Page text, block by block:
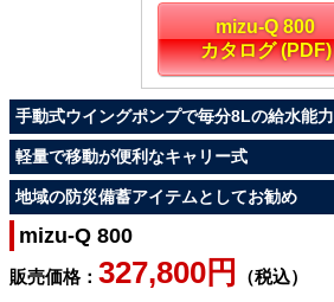
mizu-Q 800
カタログ (PDF)
手動式ウイングポンプで毎分8Lの給水能力
軽量で移動が便利なキャリー式
地域の防災備蓄アイテムとしてお勧め
mizu-Q 800
販売価格： 327,800円 （税込）